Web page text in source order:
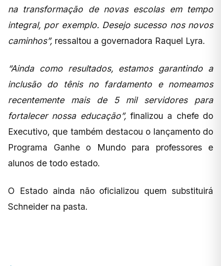
na transformação de novas escolas em tempo
integral, por exemplo. Desejo sucesso nos novos
caminhos”, ressaltou a governadora Raquel Lyra.
“Ainda como resultados, estamos garantindo a
inclusão do tênis no fardamento e nomeamos
recentemente mais de 5 mil servidores para
fortalecer nossa educação”, finalizou a chefe do
Executivo, que também destacou o lançamento do
Programa Ganhe o Mundo para professores e
alunos de todo estado.
O Estado ainda não oficializou quem substituirá
Schneider na pasta.